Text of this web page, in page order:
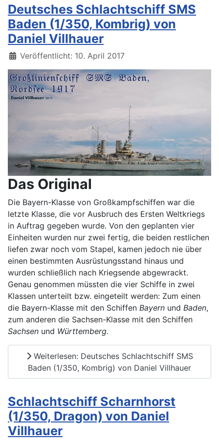
Deutsches Schlachtschiff SMS
Baden (1/350, Kombrig) von
Daniel Villhauer
Details
Veröffentlicht: 10. April 2017
Das Original
Die Bayern-Klasse von Großkampfschiffen war die
letzte Klasse, die vor Ausbruch des Ersten Weltkriegs
in Auftrag gegeben wurde. Von den geplanten vier
Einheiten wurden nur zwei fertig, die beiden restlichen
liefen zwar noch vom Stapel, kamen jedoch nie über
einen bestimmten Ausrüstungsstand hinaus und
wurden schließlich nach Kriegsende abgewrackt.
Genau genommen müssten die vier Schiffe in zwei
Klassen unterteilt bzw. eingeteilt werden: Zum einen
die Bayern-Klasse mit den Schiffen Bayern und Baden,
zum anderen die Sachsen-Klasse mit den Schiffen
Sachsen und Württemberg.
Weiterlesen: Deutsches Schlachtschiff SMS
Baden (1/350, Kombrig) von Daniel Villhauer
Schlachtschiff Scharnhorst
(1/350, Dragon) von Daniel
Villhauer